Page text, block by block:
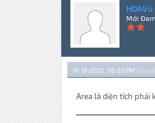
HOAVũ
Mới
11-19-2012, 06:02 PM (Bài
Area là diện tích phải